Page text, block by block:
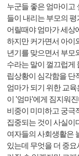
누군들 좋은 엄마이고
들이 내리는 부모의
어릴때야 엄마가 세상
하지만 커가면서 아이
년기를 맞으면서 부모
수라는 말이 껄끄럽게
립상황이 심각함을 단
엄마가 되기 위한 교
이 '엄마'에게 짐지워
비중이 미미하고 궁극
집중되는 것이 사실이
여자들의 사회생활은
있는데 무엇을 더 중